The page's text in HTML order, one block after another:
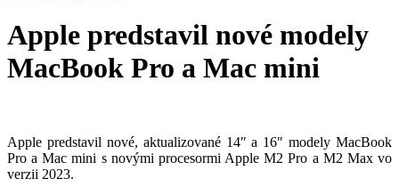
Apple predstavil nové modely
MacBook Pro a Mac mini
Apple predstavil nové, aktualizované 14″ a 16″ modely MacBook
Pro a Mac mini s novými procesormi Apple M2 Pro a M2 Max vo
verzii 2023.